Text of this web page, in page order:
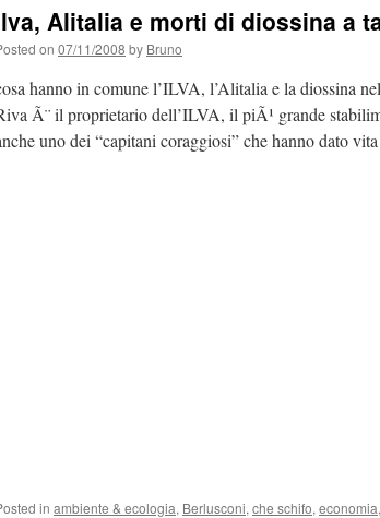
Alitalia e morti di diossina a
on 07/11/2008 by Bruno
hanno in comune l’ILVA, l’Alitalia e la diossina
Ã¨ il proprietario dell’ILVA, il piÃ¹ grande
uno dei “capitani coraggiosi” che hanno dato
in ambiente & ecologia, Berlusconi, che schifo, economia,